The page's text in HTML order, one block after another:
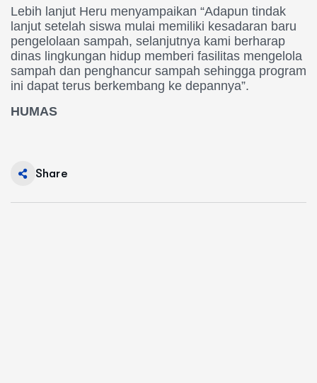
Lebih lanjut Heru menyampaikan “Adapun tindak
lanjut setelah siswa mulai memiliki kesadaran baru
pengelolaan sampah, selanjutnya kami berharap
dinas lingkungan hidup memberi fasilitas mengelola
sampah dan penghancur sampah sehingga program
ini dapat terus berkembang ke depannya”.
HUMAS
Share